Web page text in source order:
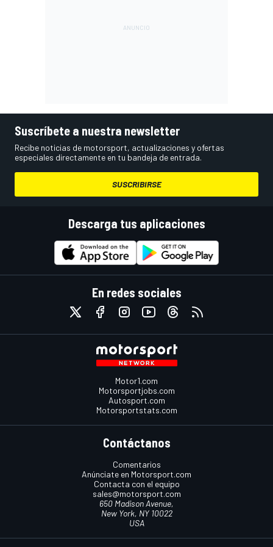
Suscríbete a nuestra newsletter
Recibe noticias de motorsport, actualizaciones y ofertas
especiales directamente en tu bandeja de entrada.
SUSCRIBIRSE
Descarga tus aplicaciones
En redes sociales
Motor1.com
Motorsportjobs.com
Autosport.com
Motorsportstats.com
Contáctanos
Comentarios
Anúnciate en Motorsport.com
Contacta con el equipo
sales@motorsport.com
650 Madison Avenue,
New York, NY 10022
USA